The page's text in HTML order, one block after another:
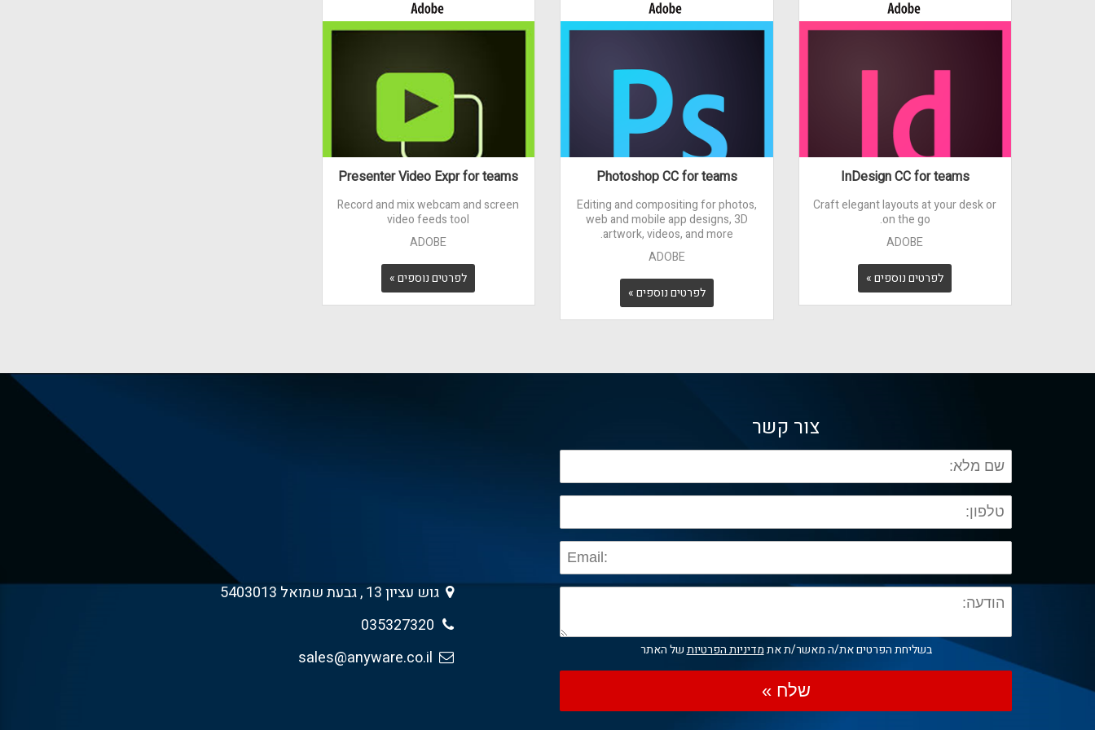
InDesign CC for teams
Craft elegant layouts at your desk or
on the go.
ADOBE
לפרטים נוספים »
Photoshop CC for teams
Editing and compositing for photos,
web and mobile app designs, 3D
artwork, videos, and more.
ADOBE
לפרטים נוספים »
Presenter Video Expr for teams
Record and mix webcam and screen
video feeds tool
ADOBE
לפרטים נוספים »
צור קשר
בשליחת הפרטים את/ה מאשר/ת אתמדיניות הפרטיותשל האתר
שלח »
גוש עציון 13 , גבעת שמואל 5403013
035327320